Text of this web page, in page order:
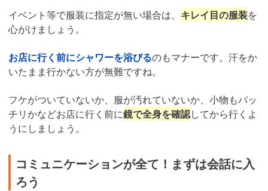
イベント等で服装に指定が無い場合は、 キレイ目の服装を
心がけましょう。
お店に行く前にシャワーを浴びるのもマナーです。汗をか
いたまま行かない方が無難ですね。
フケがついていないか、服が汚れていないか、小物もバッ
チリかなどお店に行く前に鏡で全身を確認してから行くよ
うにしましょう。
コミュニケーションが全て！まずは会話に入
ろう